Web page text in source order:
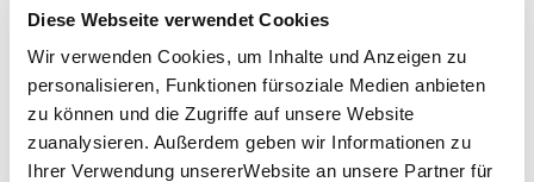
Diese Webseite verwendet Cookies
Wir verwenden Cookies, um Inhalte und Anzeigen zu
personalisieren, Funktionen fürsoziale Medien anbieten
zu können und die Zugriffe auf unsere Website
zuanalysieren. Außerdem geben wir Informationen zu
Ihrer Verwendung unsererWebsite an unsere Partner für
73207 Plochingen
Planen Sie Ihre Anreise
Verkehrs- und Tarifverbund Stuttgart GmbH
Fahrplanauskunft des VVS